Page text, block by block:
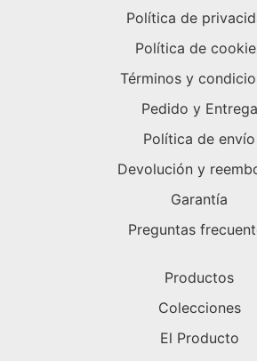
Política de
Política de
Términos y
Pedido y Entrega
Política de envío
Devolución y
Garantía
Preguntas
Productos
Colecciones
El Producto